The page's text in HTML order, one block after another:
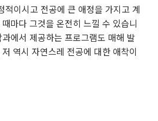
적이시고 전공에 큰 애정을 가지고 계
마다 그것을 온전히 느낄 수 있습니
에서 제공하는 프로그램도 매해 발
역시 자연스레 전공에 대한 애착이